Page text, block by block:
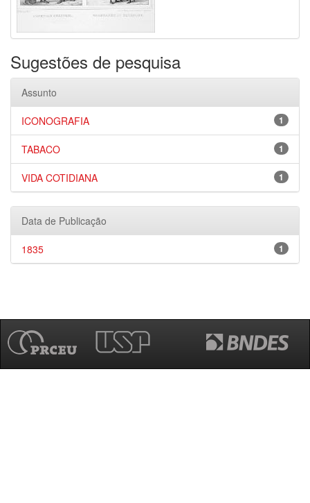
Sugestões de pesquisa
Assunto
1
ICONOGRAFIA
1
TABACO
1
VIDA COTIDIANA
Data de Publicação
1
1835